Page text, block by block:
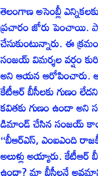
తెలంగాణ అసెంబ్లీ
ప్రచారం జోరు పెంచాయి.
చేసుకుంటున్నారు. ఈ
సంజయ్ విమర్శల వర్షం
అని ఆయన ఆరోపించారు.
కేటీఆర్ బీసీలకు గుణం
కవితకు గుణం ఉందా అని
డిమాండ్ చేసిన సంజయ్
‘‘బీఆర్ఎస్, ఎంఐఎంది
అలుళ్లు అయ్యారు. కేటీఆర్
ఉందా? మా బీసీలనే